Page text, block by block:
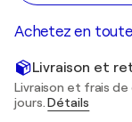
Achetez en
Livraison et
Livraison et frais
jours.Détails